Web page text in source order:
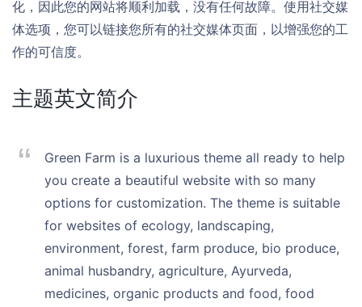
化，因此您的网站将顺利加载，没有任何故障。使用社交媒
体选项，您可以链接您所有的社交媒体页面，以增强您的工
作的可信度。
主题英文简介
Green Farm is a luxurious theme all ready to help
you create a beautiful website with so many
options for customization. The theme is suitable
for websites of ecology, landscaping,
environment, forest, farm produce, bio produce,
animal husbandry, agriculture, Ayurveda,
medicines, organic products and food, food